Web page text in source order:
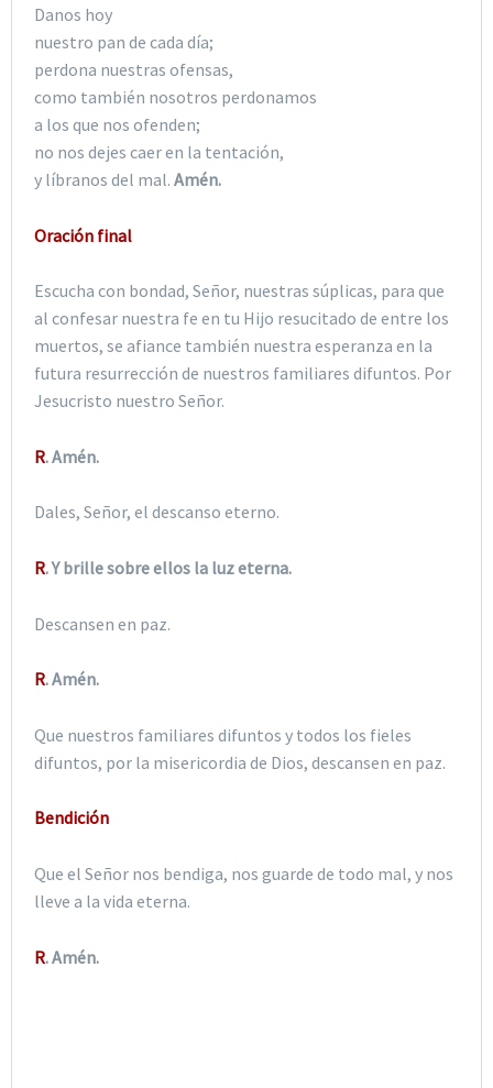
Danos hoy
nuestro pan de cada día;
perdona nuestras ofensas,
como también nosotros perdonamos
a los que nos ofenden;
no nos dejes caer en la tentación,
y líbranos del mal. Amén.
Oración final
Escucha con bondad, Señor, nuestras súplicas, para que
al confesar nuestra fe en tu Hijo resucitado de entre los
muertos, se afiance también nuestra esperanza en la
futura resurrección de nuestros familiares difuntos. Por
Jesucristo nuestro Señor.
R. Amén.
Dales, Señor, el descanso eterno.
R. Y brille sobre ellos la luz eterna.
Descansen en paz.
R. Amén.
Que nuestros familiares difuntos y todos los fieles
difuntos, por la misericordia de Dios, descansen en paz.
Bendición
Que el Señor nos bendiga, nos guarde de todo mal, y nos
lleve a la vida eterna.
R. Amén.